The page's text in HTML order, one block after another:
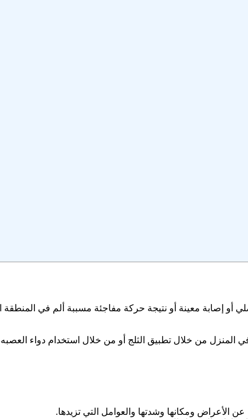
أو إصابة معينة أو نتيجة حركة مفاجئة مسببة ألم في
المنزل من خلال تطبيق الثلج أو من خلال استخدام دواء
عن الأعراض ومكانها وشدتها والعوامل التي تزيدها.